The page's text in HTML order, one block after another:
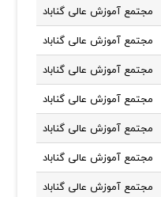
مجتمع آموزش عالی گناباد
مجتمع آموزش عالی گناباد
مجتمع آموزش عالی گناباد
مجتمع آموزش عالی گناباد
مجتمع آموزش عالی گناباد
مجتمع آموزش عالی گناباد
مجتمع آموزش عالی گناباد